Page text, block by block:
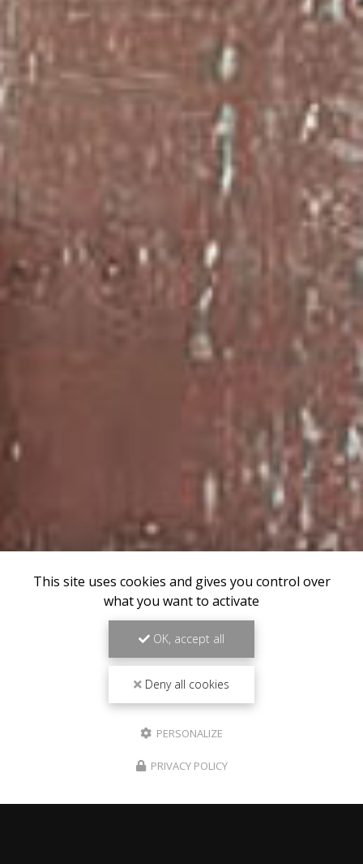
This site uses cookies and gives you control over
what you want to activate
OK, accept all
Deny all cookies
PERSONALIZE
PRIVACY POLICY